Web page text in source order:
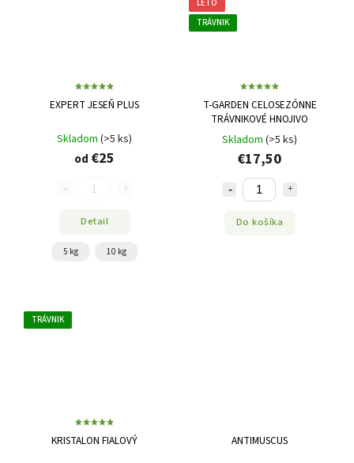
EXPERT JESEŇ PLUS
Skladom (>5 ks)
od €25
Detail
5 kg 10 kg
LETO
TRÁVNIK
T-GARDEN CELOSEZÓNNE
TRÁVNIKOVÉ HNOJIVO
Skladom (>5 ks)
€17,50
Do košíka
TRÁVNIK
KRISTALON FIALOVÝ ANTIMUSCUS